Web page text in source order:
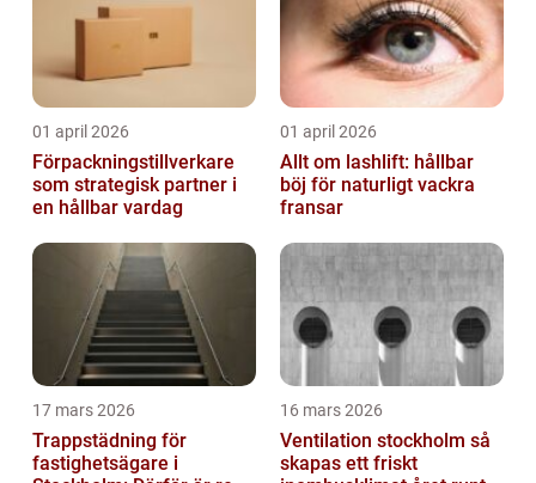
01 april 2026
Förpackningstillverkare
som strategisk partner i
en hållbar vardag
01 april 2026
Allt om lashlift: hållbar
böj för naturligt vackra
fransar
17 mars 2026
Trappstädning för
fastighetsägare i
16 mars 2026
Ventilation stockholm så
skapas ett friskt